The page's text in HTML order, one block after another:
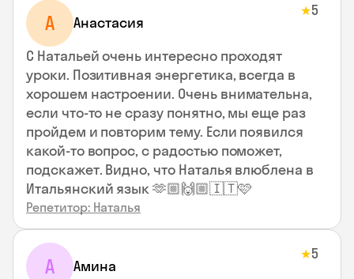
А Анастасия
★5
С Натальей очень интересно проходят
уроки. Позитивная энергетика, всегда в
хорошем настроении. Очень внимательна,
если что-то не сразу понятно, мы еще раз
пройдем и повторим тему. Если появился
какой-то вопрос, с радостью поможет,
подскажет. Видно, что Наталья влюблена в
Итальянский язык 🫶🏼🙌🏼🇮🇹🩷
Репетитор: Наталья
А Амина
★5